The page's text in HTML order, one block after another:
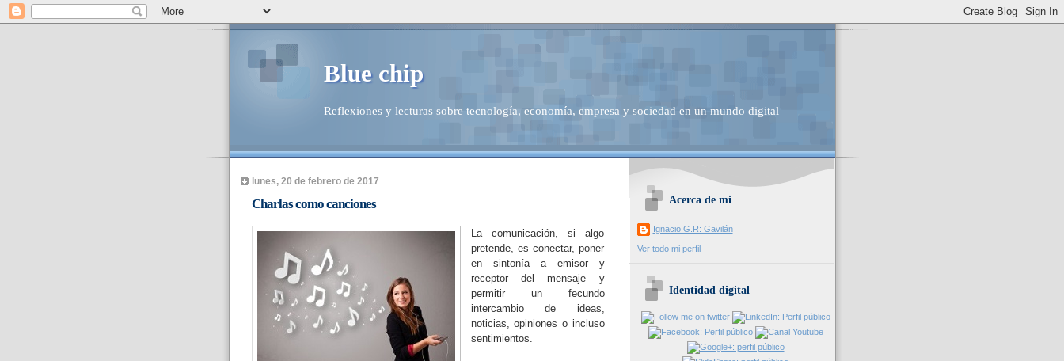
Blue chip
Reflexiones y lecturas sobre tecnología, economía, empresa y sociedad en un mundo digital
lunes, 20 de febrero de 2017
Charlas como canciones
La comunicación, si algo
pretende, es conectar, poner
en sintonía a emisor y
receptor del mensaje y
permitir un fecundo
intercambio de ideas,
noticias, opiniones o incluso
sentimientos.
Acerca de mi
Ignacio G.R: Gavilán
Ver todo mi perfil
Identidad digital